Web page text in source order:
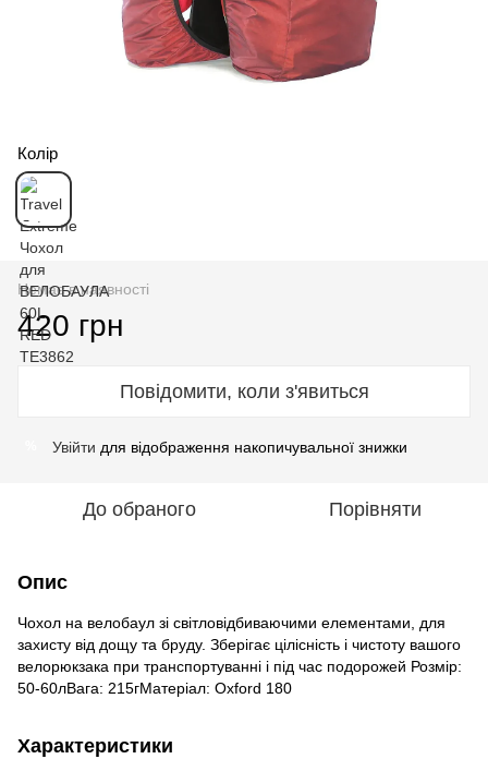
Колір
Немає в наявності
420 грн
Повідомити, коли з'явиться
Увійти для відображення накопичувальної знижки
До обраного Порівняти
Опис
Чохол на велобаул зі світловідбиваючими елементами, для
захисту від дощу та бруду. Зберігає цілісність і чистоту вашого
велорюкзака при транспортуванні і під час подорожей Розмір:
50-60лВага: 215гМатеріал: Oxford 180
Характеристики